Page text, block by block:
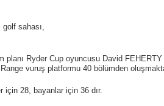
sahası,
planı Ryder Cup oyuncusu David FEHERTY
vuruş platformu 40 bölümden
için 28, bayanlar için 36 dır.